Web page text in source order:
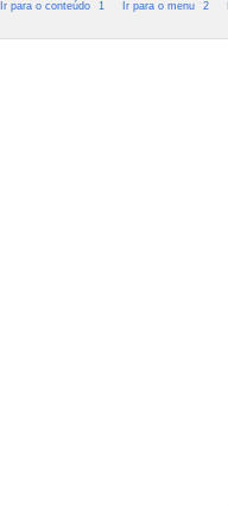
Ir para o conteúdo 1 Ir para o menu 2